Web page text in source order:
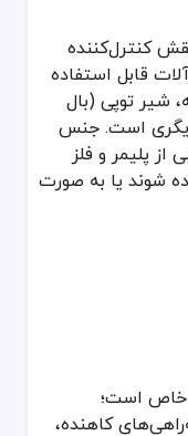
کنترل‌کننده
قابل استفاده
شیر توپی (بال
است. جنس
پلیمر و فلز
شوند یا به صورت
خاص است؛
کاهنده،